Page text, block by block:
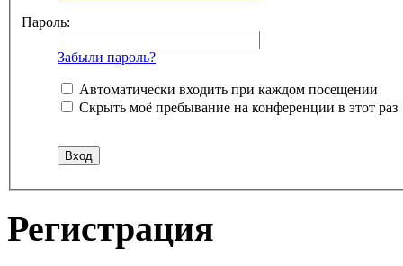
Пароль:
Забыли пароль?
Автоматически входить при каждом посещении
Скрыть моё пребывание на конференции в этот раз
Регистрация